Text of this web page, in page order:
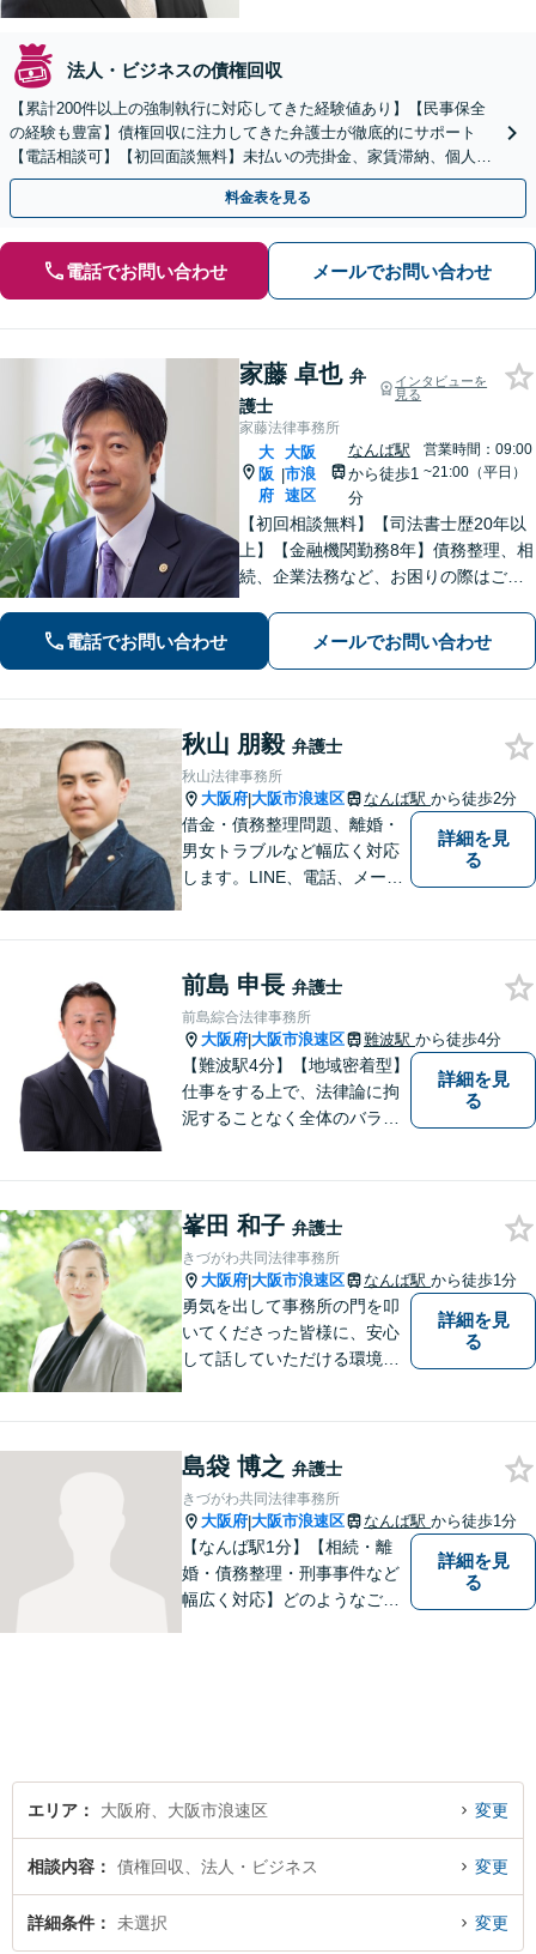
法人・ビジネスの債権回収
【累計200件以上の強制執行に対応してきた経験値あり】【民事保全
の経験も豊富】債権回収に注力してきた弁護士が徹底的にサポート
【電話相談可】【初回面談無料】未払いの売掛金、家賃滞納、個人間
のお金の貸し借りなど【関西エリア対応】
料金表を見る
電話でお問い合わせ メールでお問い合わせ
家藤 卓也 弁
護士
インタビューを
見る
家藤法律事務所
大
阪
府
|
大阪
市浪
速区
なんば駅
から徒歩1
分
営業時間：09:00
~21:00（平日）
【初回相談無料】【司法書士歴20年以
上】【金融機関勤務8年】債務整理、相
続、企業法務など、お困りの際はご相
りを大切にしております。悩む前に、
一度弁護士にご相談ください。【電話
電話でお問い合わせ メールでお問い合わせ
秋山 朋毅 弁護士
秋山法律事務所
大阪府|大阪市浪速区 なんば駅 から徒歩2分
借金・債務整理問題、離婚・
男女トラブルなど幅広く対応
します。LINE、電話、メー
をできるだけ少なく！相談し
やすい環境づくりに努め、納
得できる解決を目指します！
詳細を見
る
前島 申長 弁護士
前島綜合法律事務所
大阪府|大阪市浪速区 難波駅 から徒歩4分
【難波駅4分】【地域密着型】
仕事をする上で、法律論に拘
泥することなく全体のバラン
クライアントの話を丁寧に聞
き、意思疎通を測った上で最
適な解決策を提示します。
詳細を見
る
峯田 和子 弁護士
きづがわ共同法律事務所
大阪府|大阪市浪速区 なんば駅 から徒歩1分
勇気を出して事務所の門を叩
いてくださった皆様に、安心
して話していただける環境を
え、丁寧にサポートしてまい
ります。
詳細を見
る
島袋 博之 弁護士
きづがわ共同法律事務所
大阪府|大阪市浪速区 なんば駅 から徒歩1分
【なんば駅1分】【相続・離
婚・債務整理・刑事事件など
幅広く対応】どのようなご相
詳細を見
る
エリア 大阪府、大阪市浪速区 変更
相談内容 債権回収、法人・ビジネス 変更
詳細条件 未選択 変更